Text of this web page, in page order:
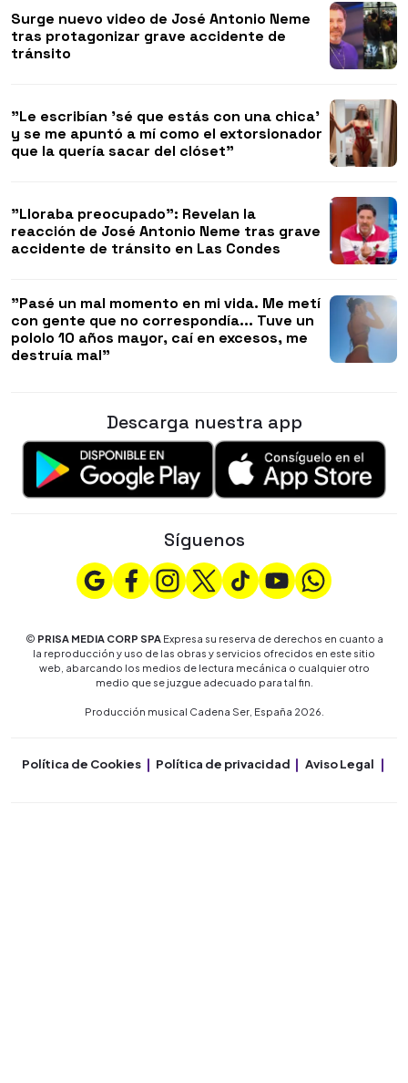
Surge nuevo video de José Antonio Neme
tras protagonizar grave accidente de
tránsito
"Le escribían 'sé que estás con una chica'
y se me apuntó a mí como el extorsionador
que la quería sacar del clóset"
"Lloraba preocupado": Revelan la
reacción de José Antonio Neme tras grave
accidente de tránsito en Las Condes
"Pasé un mal momento en mi vida. Me metí
con gente que no correspondía... Tuve un
pololo 10 años mayor, caí en excesos, me
destruía mal"
Descarga nuestra app
Síguenos
© PRISA MEDIA CORP SPAExpresa su reserva de derechos en cuanto a
la reproducción y uso de las obras y servicios ofrecidos en este sitio
web, abarcando los medios de lectura mecánica o cualquier otro
medio que se juzgue adecuado para tal fin.
Producción musical Cadena Ser, España 2026.
Política de Cookies Política de privacidad Aviso Legal